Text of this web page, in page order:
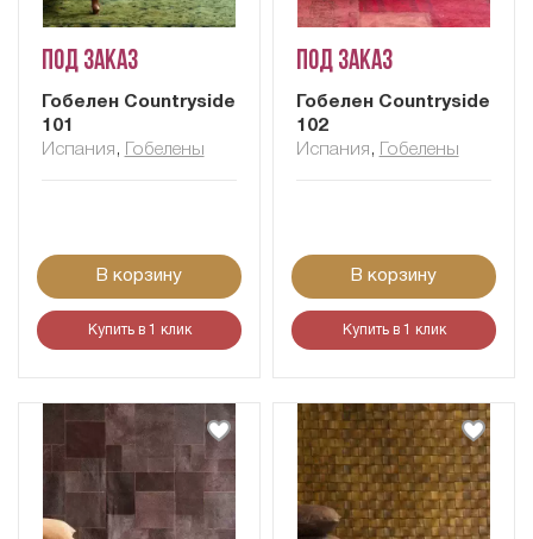
Под заказ
Гобелен Сountryside
101
Испания , Гобелены
В корзину
Купить в 1 клик
Под заказ
Гобелен Сountryside
102
Испания , Гобелены
В корзину
Купить в 1 клик